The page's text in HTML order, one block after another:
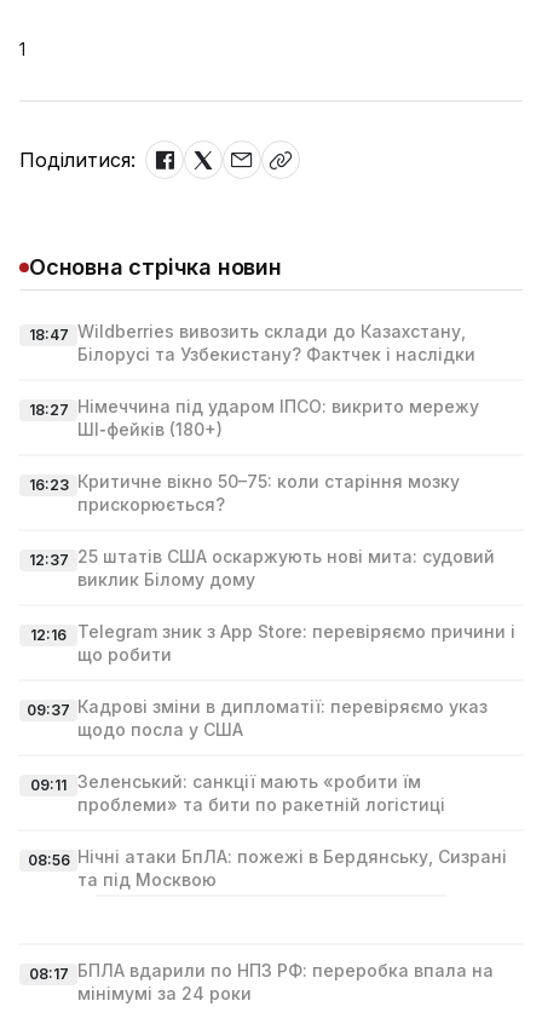
1
Поділитися:
Основна стрічка новин
18:47 Wildberries вивозить склади до Казахстану,
Білорусі та Узбекистану? Фактчек і наслідки
18:27 Німеччина під ударом ІПСО: викрито мережу
ШІ‑фейків (180+)
16:23 Критичне вікно 50–75: коли старіння мозку
прискорюється?
12:37 25 штатів США оскаржують нові мита: судовий
виклик Білому дому
12:16
Telegram зник з App Store: перевіряємо причини і
що робити
09:37 Кадрові зміни в дипломатії: перевіряємо указ
щодо посла у США
09:11 Зеленський: санкції мають «робити їм
проблеми» та бити по ракетній логістиці
08:56 Нічні атаки БпЛА: пожежі в Бердянську, Сизрані
та під Москвою
08:17 БПЛА вдарили по НПЗ РФ: переробка впала на
мінімумі за 24 роки